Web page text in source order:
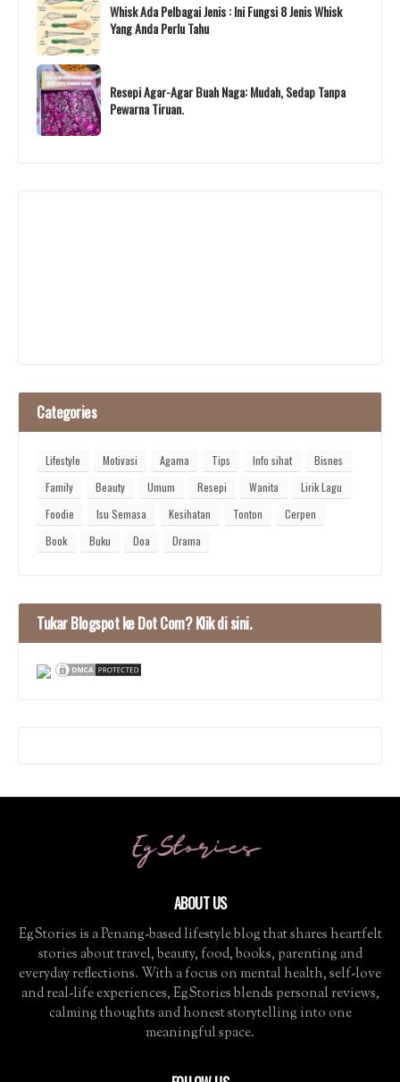
Whisk Ada Pelbagai Jenis : Ini Fungsi 8 Jenis Whisk
Yang Anda Perlu Tahu
Resepi Agar-Agar Buah Naga: Mudah, Sedap Tanpa
Pewarna Tiruan.
Categories
Lifestyle Motivasi Agama Tips Info sihat
Bisnes
Family
Beauty Umum Resepi Wanita
Lirik Lagu
Foodie
Isu Semasa Kesihatan Tonton
Cerpen
Book
Buku Doa Drama
Tukar Blogspot ke Dot Com? Klik di sini.
ABOUT US
EgStories is a Penang-based lifestyle blog that shares heartfelt
stories about travel, beauty, food, books, parenting and
everyday reflections. With a focus on mental health, self-love
and real-life experiences, EgStories blends personal reviews,
calming thoughts and honest storytelling into one
meaningful space.